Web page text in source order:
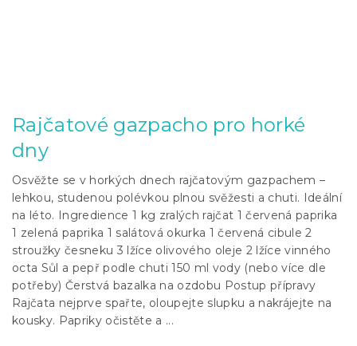
Rajčatové gazpacho pro horké
dny
Osvěžte se v horkých dnech rajčatovým gazpachem –
lehkou, studenou polévkou plnou svěžesti a chuti. Ideální
na léto. Ingredience 1 kg zralých rajčat 1 červená paprika
1 zelená paprika 1 salátová okurka 1 červená cibule 2
stroužky česneku 3 lžíce olivového oleje 2 lžíce vinného
octa Sůl a pepř podle chuti 150 ml vody (nebo více dle
potřeby) Čerstvá bazalka na ozdobu Postup přípravy
Rajčata nejprve spařte, oloupejte slupku a nakrájejte na
kousky. Papriky očistěte a ...